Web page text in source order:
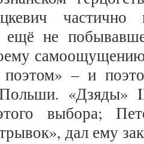
ещё не
– и
Польши. «Дзяды»
выбора;
дал ему